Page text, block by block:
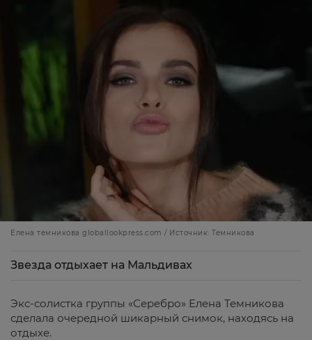
Елена темникова globallookpress.com / Источник: Темникова
Звезда отдыхает на Мальдивах
Экс-солистка группы «Серебро» Елена Темникова
сделала очередной шикарный снимок, находясь на
отдыхе.